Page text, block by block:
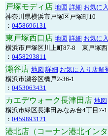
戸塚モディ店 地図 詳細 お気に
神奈川県横浜市戸塚区戸塚町10
： 0458696131
東戸塚西口店 地図 詳細 お気に
横浜市戸塚区川上町87-8 東戸塚
： 0458293811
瀬谷店 地図 詳細 お気に入り店舗
横浜市瀬谷区橋戸2-36-1
： 0453063431
カエデウォーク長津田店 地図
横浜市緑区長津田みなみ台4丁目7-
： 0459893121
港北店（コーナン港北インタ